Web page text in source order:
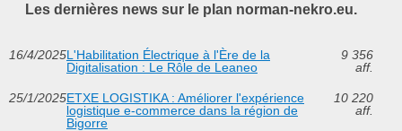
Les dernières news sur le plan norman-nekro.eu.
16/4/2025L'Habilitation Électrique à l'Ère de la
Digitalisation : Le Rôle de Leaneo
9 356
aff.
25/1/2025ETXE LOGISTIKA : Améliorer l'expérience
logistique e-commerce dans la région de
Bigorre
10 220
aff.